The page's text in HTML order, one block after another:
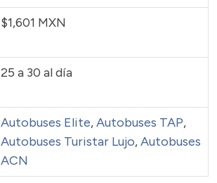
$1,601 MXN
25 a 30 al día
Autobuses Elite,Autobuses TAP,
Autobuses Turistar Lujo,Autobuses
ACN